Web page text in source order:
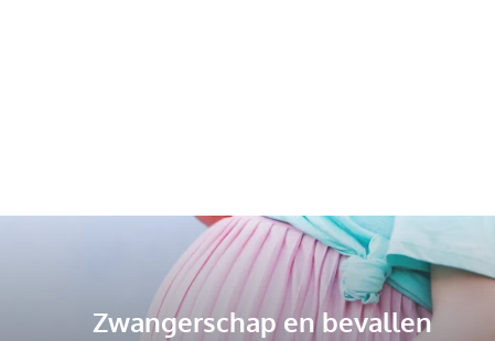
Zwangerschap en bevallen